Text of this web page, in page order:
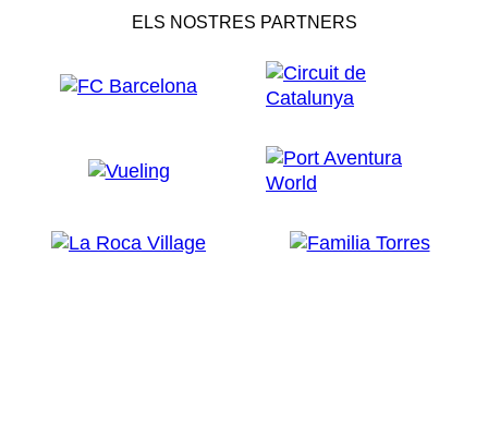
ELS NOSTRES PARTNERS